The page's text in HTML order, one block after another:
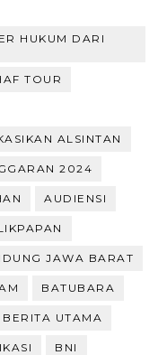
HUKUM DARI
TOUR
ALSINTAN
2024
AUDIENSI
JAWA BARAT
BATUBARA
BERITA UTAMA
BNI